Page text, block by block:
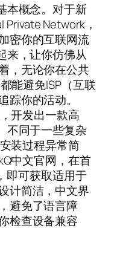
本概念。对于新
Network，
密你的互联网流
来，让你仿佛从
，无论你在公共
能避免ISP（互联
踪你的活动。
开发出一款高
不同于一些复杂
装过程异常简
中文官网，在首
即可获取适用于
计简洁，中文界
避免了语言障
检查设备兼容